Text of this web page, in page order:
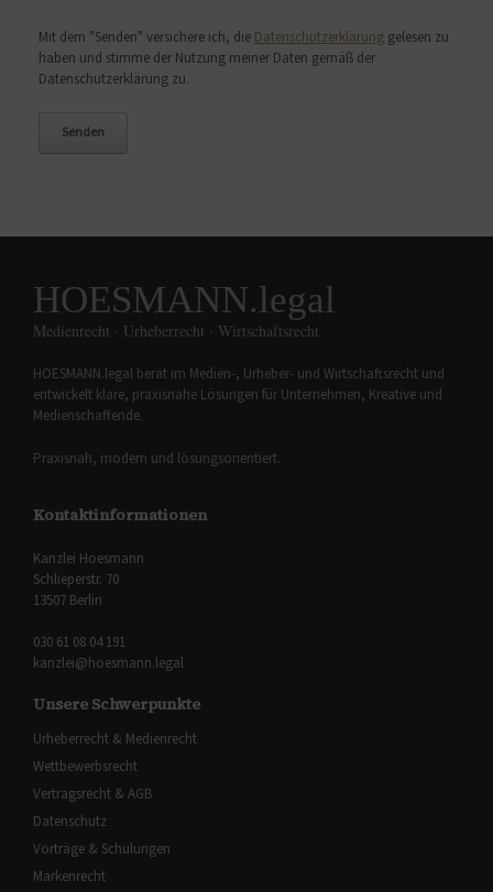
Mit dem "Senden" versichere ich, die Datenschutzerklärung gelesen zu
haben und stimme der Nutzung meiner Daten gemäß der
Datenschutzerklärung zu.
HOESMANN.legal
Medienrecht · Urheberrecht · Wirtschaftsrecht
HOESMANN.legal berät im Medien-, Urheber- und Wirtschaftsrecht und
entwickelt klare, praxisnahe Lösungen für Unternehmen, Kreative und
Medienschaffende.
Praxisnah, modern und lösungsorientiert.
Kontaktinformationen
Kanzlei Hoesmann
Schlieperstr. 70
13507 Berlin
030 61 08 04 191
kanzlei@hoesmann.legal
Unsere Schwerpunkte
Urheberrecht & Medienrecht
Wettbewerbsrecht
Vertragsrecht & AGB
Datenschutz
Vorträge & Schulungen
Markenrecht